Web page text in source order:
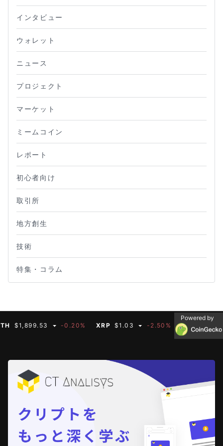
インタビュー
ウォレット
ニュース
プロジェクト
マーケット
ミームコイン
レポート
初心者向け
取引所
地方創生
技術
特集・コラム
-0.20% XRP $1.03 -2.50% BNB $591.35
Powered by